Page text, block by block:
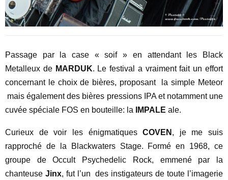
Passage par la case « soif » en attendant les Black
Metalleux de MARDUK. Le festival a vraiment fait un effort
concernant le choix de bières, proposant la simple Meteor
mais également des bières pressions IPA et notamment une
cuvée spéciale FOS en bouteille: la
IMPALE ale.
Curieux de voir les énigmatiquesCOVEN , je me suis
rapproché de la Blackwaters Stage. Formé en 1968, ce
groupe de Occult Psychedelic Rock, emmené par la
chanteuse Jinx, fut l’un des instigateurs de toute l’imagerie